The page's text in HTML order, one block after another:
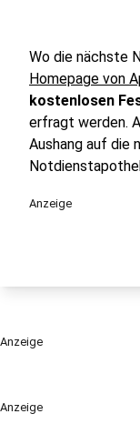
Anzeige
Wo die nächste
Homepage von
kostenlosen
erfragt werden.
Aushang auf die
Anzeige
Anzeige